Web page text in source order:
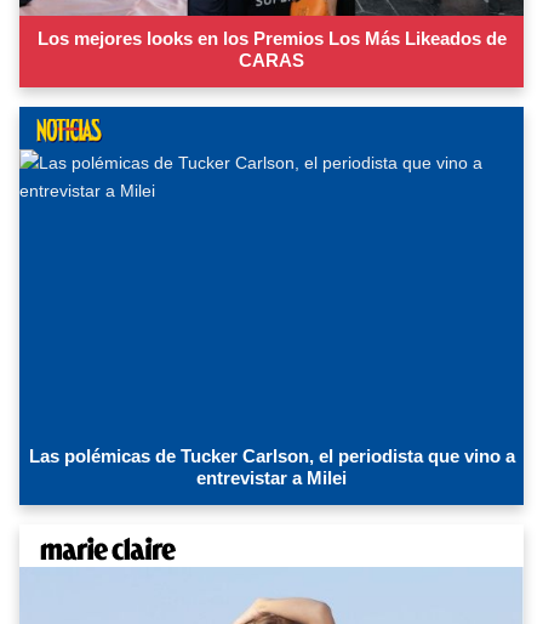
Los mejores looks en los Premios Los Más Likeados de
CARAS
Las polémicas de Tucker Carlson, el periodista que vino a
entrevistar a Milei